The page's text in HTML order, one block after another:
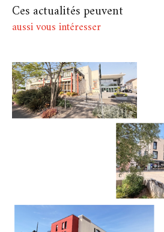
Ces actualités peuvent
aussi vous intéresser